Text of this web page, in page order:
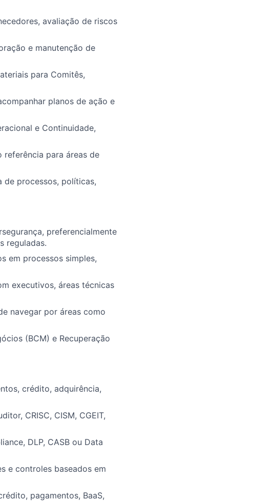
avaliação de riscos
e manutenção de
para Comitês,
planos de ação e
e Continuidade,
referência para áreas de
de processos, políticas,
preferencialmente
reguladas.
em processos simples,
executivos, áreas técnicas
navegar por áreas como
(BCM) e Recuperação
crédito, adquirência,
CRISC, CISM, CGEIT,
DLP, CASB ou Data
e controles baseados em
pagamentos, BaaS,